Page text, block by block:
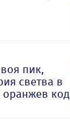
пик,
светва в
оранжев код